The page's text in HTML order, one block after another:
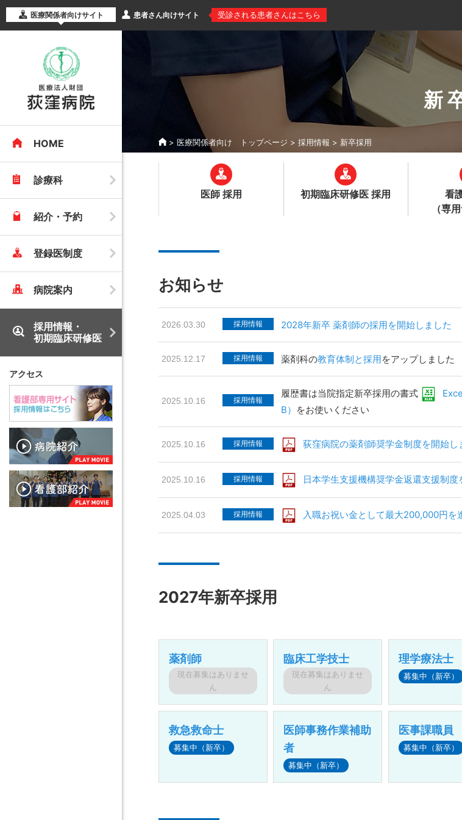
医療関係者向けサイト 患者さん向けサイト 受診される患者さんはこちら
HOME
診療科
紹介・予約
登録医制度
病院案内
採用情報・
初期臨床研修医
アクセス
新
> 医療関係者向け トップページ > 採用情報 > 新卒採用
医師 採用 初期臨床研修医 採用
看
（専
お知らせ
2028年新卒 薬剤師の採用を開始しました
2026.03.30 採用情報
薬剤科の教育体制と採用をアップしました
2025.12.17 採用情報
履歴書は当院指定新卒採用の書式
B） をお使いください
2025.10.16 採用情報
荻窪病院の薬剤師奨学金制度を開始し
2025.10.16 採用情報
日本学生支援機構奨学金返還支援制度
2025.10.16 採用情報
入職お祝い金として最大200,000円を
2025.04.03 採用情報
2027年新卒採用
薬剤師
現在募集はありませ
ん
臨床工学技士
現在募集はありませ
ん
理学療法士
募集中（新卒）
救急救命士
募集中（新卒）
医師事務作業補助
者
募集中（新卒）
医事課職員
募集中（新卒）